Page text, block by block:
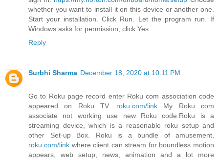
whether you want to install it on this device or another one.
Start your installation. Click Run. Let the program run. If
Windows asks for permission, click Yes.
Reply
Surbhi Sharma December 18, 2020 at 10:11 PM
Go to Roku page record enter Roku com association code
appeared on Roku TV. roku.com/link My Roku com
associate not working use new Roku code.Roku is a
streaming device, which is a reasonable roku setup and
other Set-up Box. Roku is a bundle of amusement,
roku.com/link where client can stream for boundless motion
appears, web setup, news, animation and a lot more